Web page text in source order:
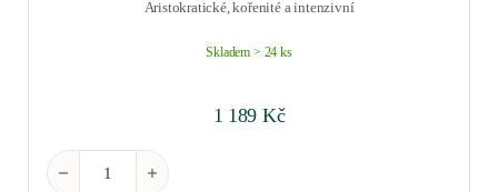
Aristokratické, kořenité a intenzivní
Skladem > 24 ks
1 189 Kč
Châteauneuf-du-Pape "Clos du Mont-Olivet" rouge 2022 0,75 l